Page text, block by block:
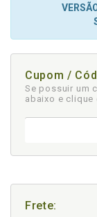
Cupom /
Se possuir um
abaixo e clique
Frete: